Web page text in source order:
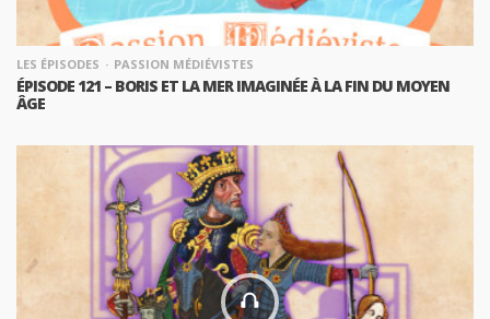
LES ÉPISODES PASSION MÉDIÉVISTES
ÉPISODE 121 – BORIS ET LA MER IMAGINÉE À LA FIN DU MOYEN
ÂGE